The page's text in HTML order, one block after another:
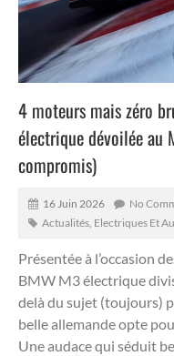
4 moteurs mais zéro
électrique dévoilée au
compromis)
16 Juin 2026
No
Actualités Electriques Et
Présentée à l’occasion
BMW M3 électrique
delà du sujet (toujours)
belle allemande opte
Une audace qui séduit